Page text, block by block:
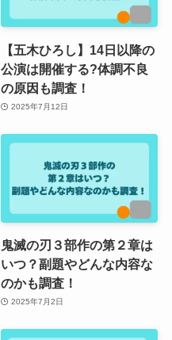
【五木ひろし】14日以降の
公演は開催する?体調不良
の原因も調査！
2025年7月12日
鬼滅の刃３部作の第２章は
いつ？副題やどんな内容な
のかも調査！
2025年7月2日